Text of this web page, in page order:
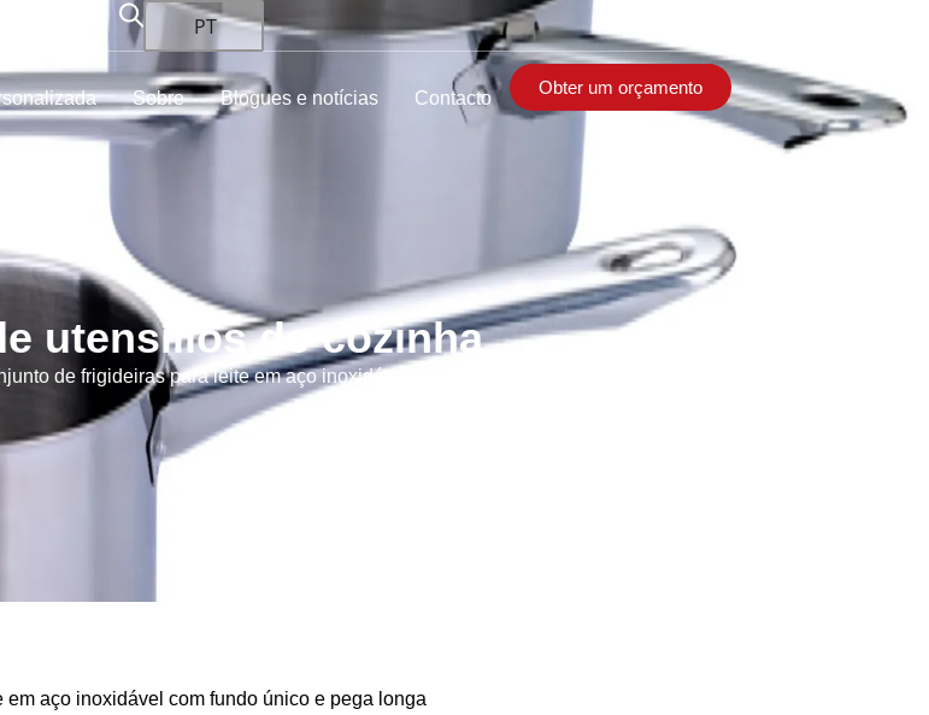
PT
Sobre Blogues e notícias Contacto
Obter um orçamento
utensílios de cozinha
de frigideiras para leite em aço inoxidável com fundo único e pega longa
aço inoxidável com fundo único e pega longa